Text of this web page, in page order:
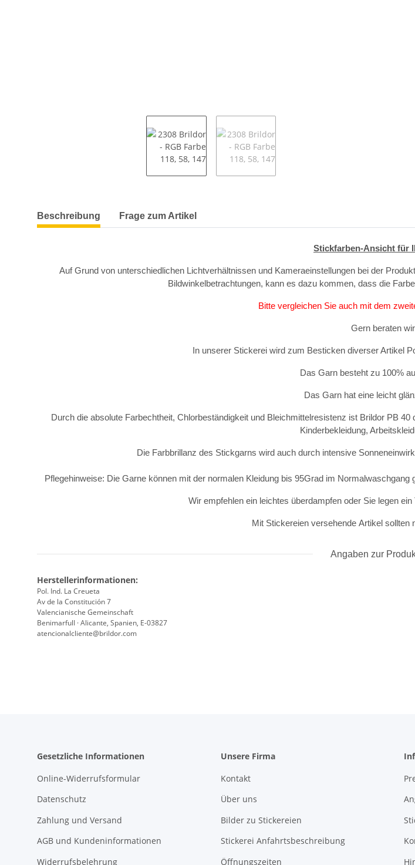
weitere Registerkarten anzeigen
Beschreibung Frage zum Artikel
Stickfarben-Ansicht für
Auf Grund von unterschiedlichen Lichtverhältnissen und Kameraeinstellungen bei der
Bildwinkelbetrachtungen, kann es dazu kommen, dass die
Bitte vergleichen Sie auch mit dem
Gern beraten
In unserer Stickerei wird zum Besticken diverser Artikel
Das Garn besteht zu 100%
Das Garn hat eine leicht
Durch die absolute Farbechtheit, Chlorbeständigkeit und Bleichmittelresistenz ist Brildor PB
Kinderbekleidung,
Die Farbbrillanz des Stickgarns wird auch durch intensive
Pflegehinweise: Die Garne können mit der normalen Kleidung bis 95Grad im
Wir empfehlen ein leichtes überdampfen oder Sie legen
Mit Stickereien versehende Artikel sollten
Angaben zur
Herstellerinformationen:
Pol. Ind. La Creueta
Av de la Constitución 7
Valencianische Gemeinschaft
Benimarfull · Alicante, Spanien, E-03827
atencionalcliente@brildor.com
Gesetzliche Informationen
Online-Widerrufsformular
Datenschutz
Zahlung und Versand
AGB und Kundeninformationen
Widerrufsbelehrung
Unsere Firma
Kontakt
Über uns
Bilder zu Stickereien
Stickerei Anfahrtsbeschreibung
Öffnungszeiten